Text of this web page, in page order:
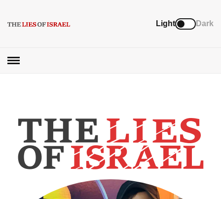
Light Dark